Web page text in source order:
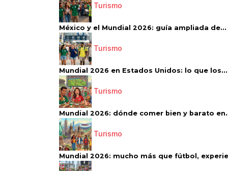
Turismo
México y el Mundial 2026: guía ampliada de...
Turismo
Mundial 2026 en Estados Unidos: lo que los...
Turismo
Mundial 2026: dónde comer bien y barato
Turismo
Mundial 2026: mucho más que fútbol,